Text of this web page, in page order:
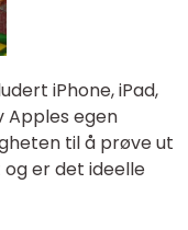
iPhone, iPad,
Apples egen
til å prøve ut
er det ideelle